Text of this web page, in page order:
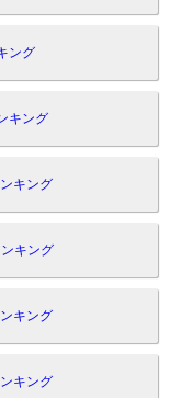
ング
キング
キング
キング
キング
キング